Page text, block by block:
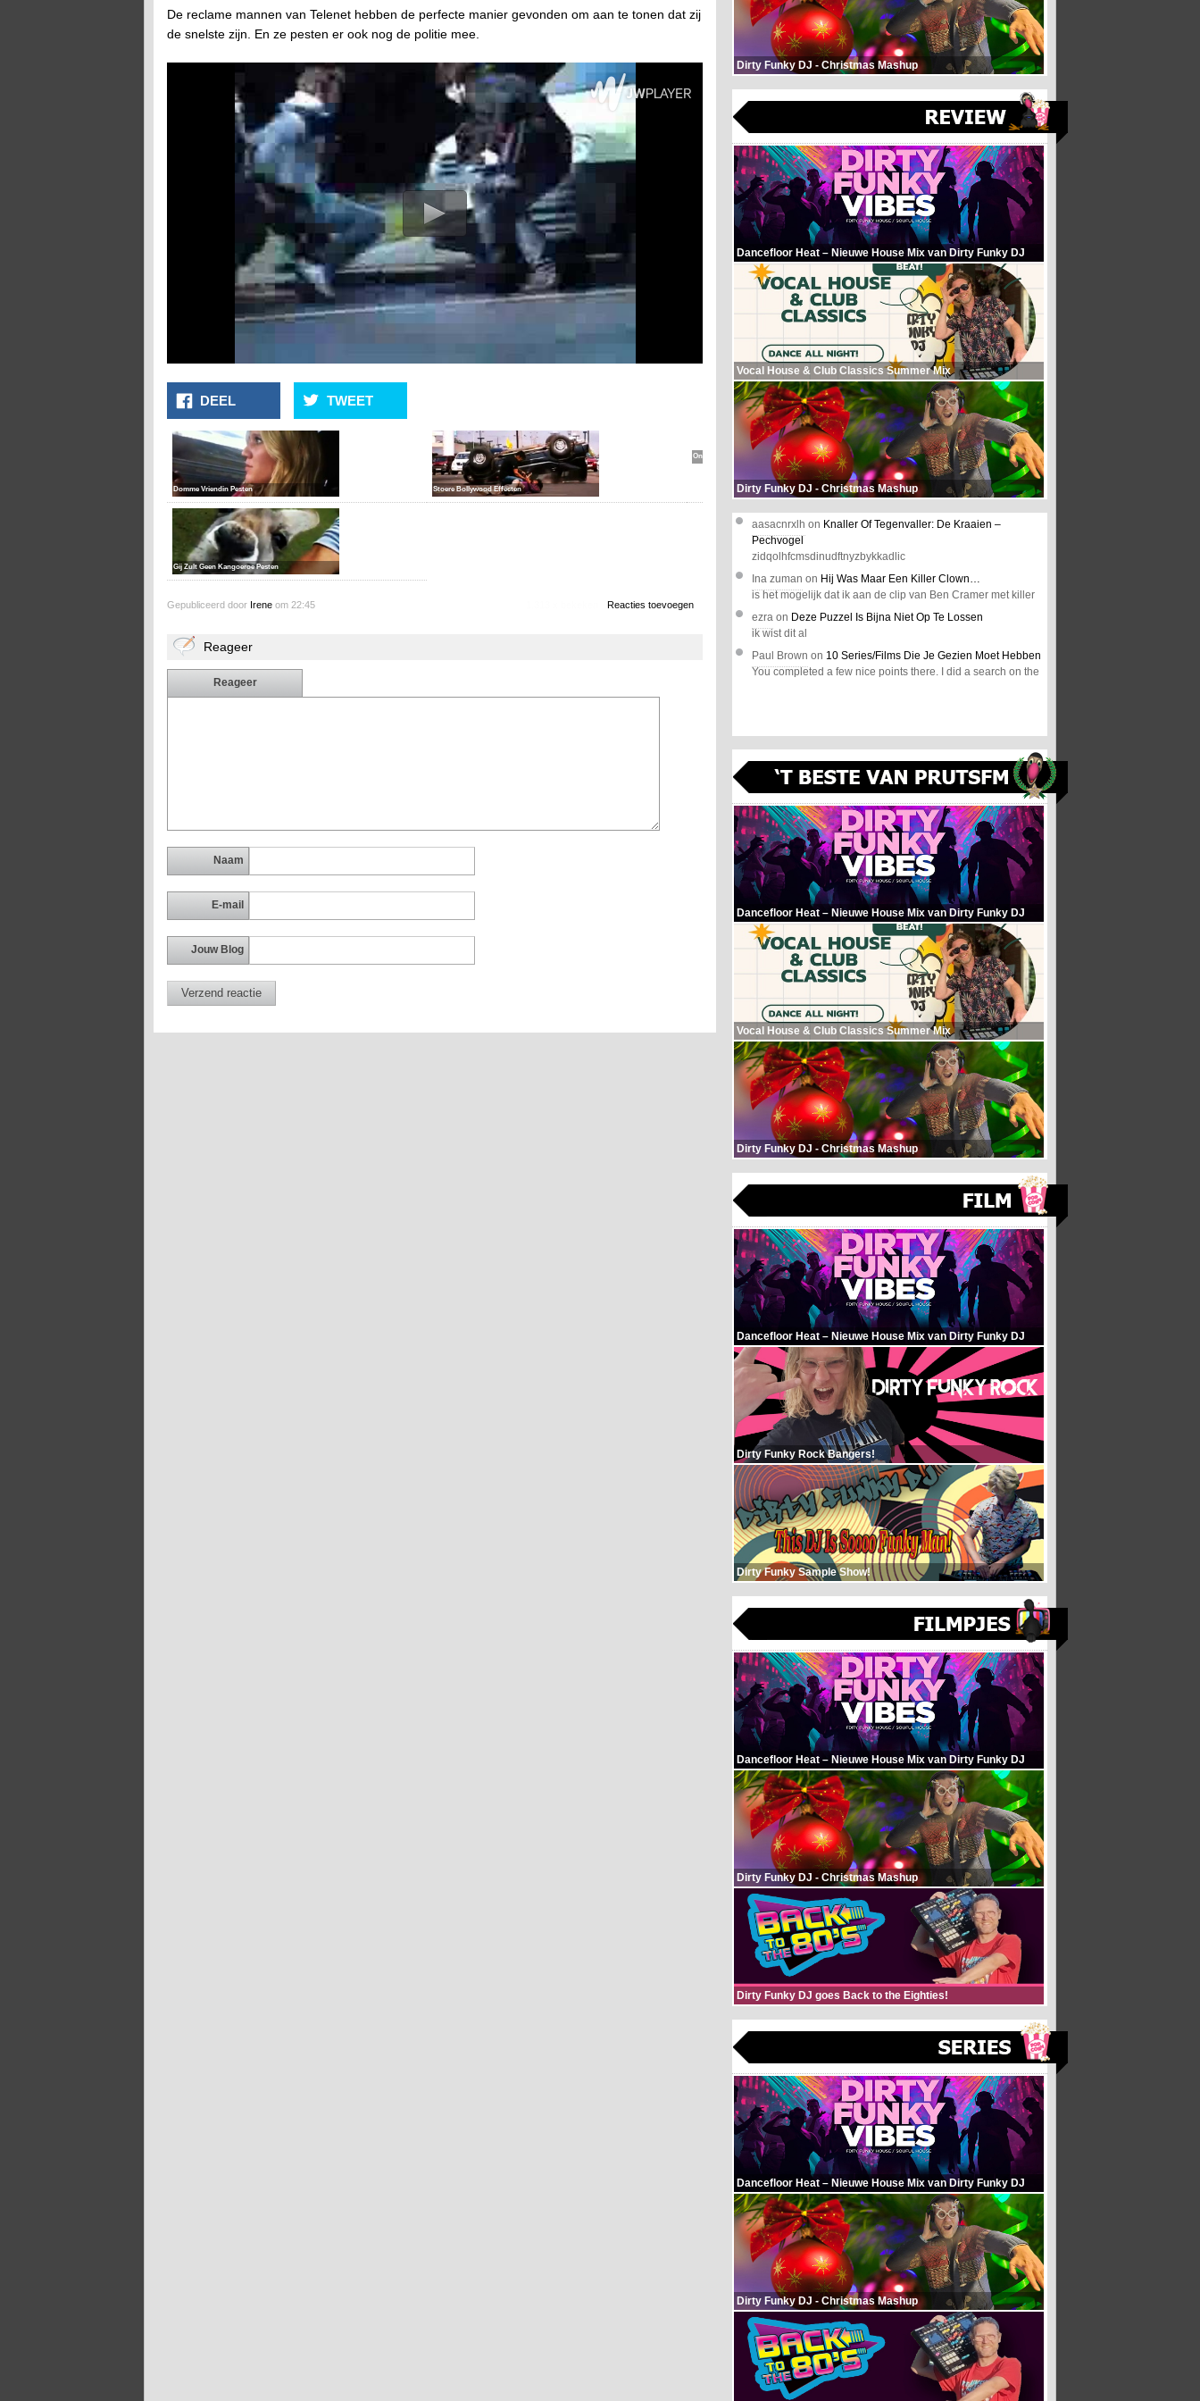
De reclame mannen van Telenet hebben de perfecte manier gevonden om aan te tonen dat zij
de snelste zijn. En ze pesten er ook nog de politie mee.
DEEL TWEET
Domme Vriendin Pesten Stoere Bollywood Effecten
Ontwapend
Gij Zult Geen Kangoeroe Pesten
Gepubliceerd door Irene om 22:45 Reacties toevoegen
Reageer
Reageer
Naam
E-mail
Jouw Blog
Dirty Funky DJ - Christmas Mashup
Dancefloor Heat – Nieuwe House Mix van Dirty Funky DJ
Vocal House & Club Classics Summer Mix
Dirty Funky DJ - Christmas Mashup
aasacnrxlh on Knaller Of Tegenvaller: De Kraaien –
Pechvogel
zidqolhfcmsdinudftnyzbykkadlic
Ina zuman on Hij Was Maar Een Killer Clown…
is het mogelijk dat ik aan de clip van Ben Cramer met killer
ezra on Deze Puzzel Is Bijna Niet Op Te Lossen
ik wist dit al
Paul Brown on 10 Series/Films Die Je Gezien Moet Hebben
You completed a few nice points there. I did a search on the
Dancefloor Heat – Nieuwe House Mix van Dirty Funky DJ
Vocal House & Club Classics Summer Mix
Dirty Funky DJ - Christmas Mashup
Dancefloor Heat – Nieuwe House Mix van Dirty Funky DJ
Dirty Funky Rock Bangers!
Dirty Funky Sample Show!
Dancefloor Heat – Nieuwe House Mix van Dirty Funky DJ
Dirty Funky DJ - Christmas Mashup
Dirty Funky DJ goes Back to the Eighties!
Dancefloor Heat – Nieuwe House Mix van Dirty Funky DJ
Dirty Funky DJ - Christmas Mashup